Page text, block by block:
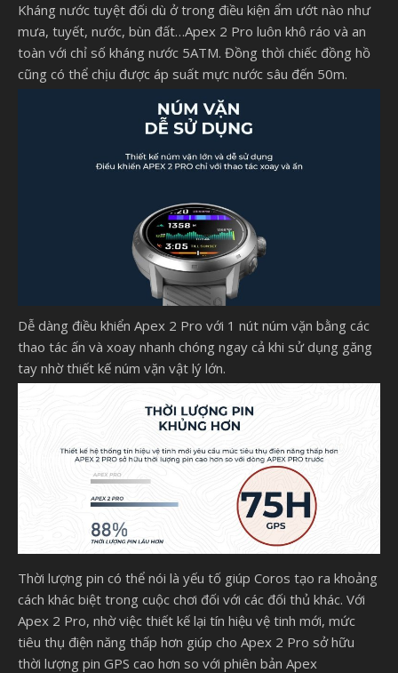
Kháng nước tuyệt đối dù ở trong điều kiện ẩm ướt nào như
mưa, tuyết, nước, bùn đất…Apex 2 Pro luôn khô ráo và an
toàn với chỉ số kháng nước 5ATM. Đồng thời chiếc đồng hồ
cũng có thể chịu được áp suất mực nước sâu đến 50m.
Dễ dàng điều khiển Apex 2 Pro với 1 nút núm vặn bằng các
thao tác ấn và xoay nhanh chóng ngay cả khi sử dụng găng
tay nhờ thiết kế núm vặn vật lý lớn.
Thời lượng pin có thể nói là yếu tố giúp Coros tạo ra khoảng
cách khác biệt trong cuộc chơi đối với các đối thủ khác. Với
Apex 2 Pro, nhờ việc thiết kế lại tín hiệu vệ tinh mới, mức
tiêu thụ điện năng thấp hơn giúp cho Apex 2 Pro sở hữu
thời lượng pin GPS cao hơn so với phiên bản Apex